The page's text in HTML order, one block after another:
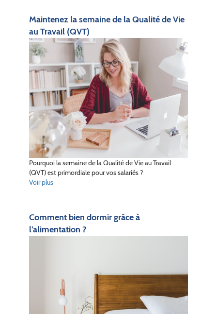
Maintenez la semaine de la Qualité de Vie
au Travail (QVT)
Pourquoi la semaine de la Qualité de Vie au Travail
(QVT) est primordiale pour vos salariés ?
Voir plus
Comment bien dormir grâce à
l’alimentation ?